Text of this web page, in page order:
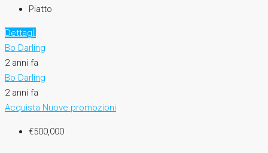
Piatto
Dettagli
Bo Darling
2 anni fa
Bo Darling
2 anni fa
Acquista Nuove promozioni
€500,000